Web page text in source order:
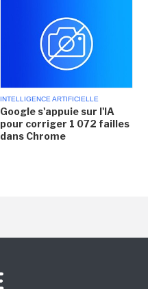
INTELLIGENCE ARTIFICIELLE
Google s'appuie sur l'IA
pour corriger 1 072 failles
dans Chrome